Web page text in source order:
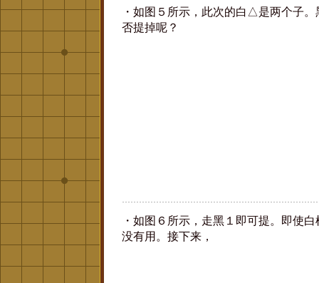
・如图５所示，此次的白△是两个子。
否提掉呢？
・如图６所示，走黑１即可提。即使
没有用。接下来，